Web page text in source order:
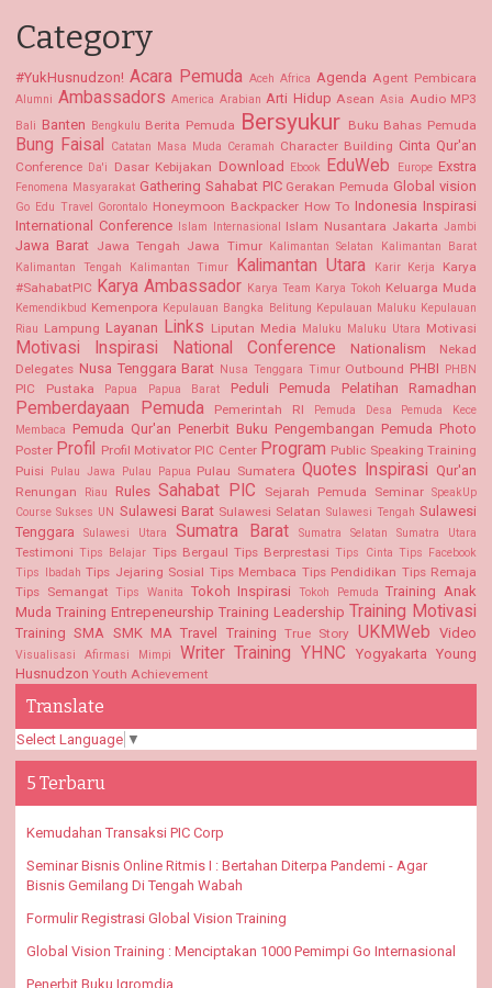
Category
#YukHusnudzon! Acara Pemuda Aceh Africa Agenda Agent Pembicara
Alumni Ambassadors America Arabian Arti Hidup Asean Asia Audio MP3
Bali Banten Bengkulu Berita Pemuda Bersyukur Buku Bahas Pemuda
Bung Faisal Catatan Masa Muda Ceramah Character Building Cinta Qur'an
Conference Da'i Dasar Kebijakan Download Ebook EduWeb Europe Exstra
Fenomena Masyarakat Gathering Sahabat PIC Gerakan Pemuda Global vision
Go Edu Travel Gorontalo Honeymoon Backpacker How To Indonesia Inspirasi
International Conference Islam Internasional Islam Nusantara Jakarta Jambi
Jawa Barat Jawa Tengah Jawa Timur Kalimantan Selatan Kalimantan Barat
Kalimantan Tengah
Kalimantan Timur Kalimantan Utara Karir Kerja
Karya
#SahabatPIC Karya Ambassador Karya Team Karya Tokoh Keluarga Muda
Kemendikbud Kemenpora Kepulauan Bangka Belitung Kepulauan Maluku Kepulauan
Riau Lampung Layanan Links Liputan Media Maluku Maluku Utara Motivasi
Motivasi Inspirasi National Conference Nationalism
Nekad
Delegates Nusa Tenggara Barat Nusa Tenggara Timur Outbound PHBI PHBN
PIC Pustaka Papua Papua Barat Peduli Pemuda Pelatihan Ramadhan
Pemberdayaan Pemuda Pemerintah RI Pemuda Desa
Pemuda Kece
Membaca
Pemuda Qur'an Penerbit Buku Pengembangan Pemuda Photo
Poster Profil Profil Motivator PIC Center Program Public Speaking Training
Puisi
Pulau Jawa Pulau Papua Pulau Sumatera Quotes Inspirasi Qur'an
Renungan Riau Rules Sahabat PIC Sejarah Pemuda Seminar SpeakUp
Course Sukses UN Sulawesi Barat Sulawesi Selatan Sulawesi Tengah Sulawesi
Tenggara
Sulawesi Utara Sumatra Barat Sumatra Selatan Sumatra Utara
Testimoni Tips Belajar Tips Bergaul Tips Berprestasi Tips Cinta Tips Facebook
Tips Ibadah Tips Jejaring Sosial Tips Membaca Tips Pendidikan Tips Remaja
Tips Semangat Tips Wanita Tokoh Inspirasi Tokoh Pemuda Training Anak
Muda Training Entrepeneurship Training Leadership Training Motivasi
Training SMA SMK MA Travel Training True Story UKMWeb Video
Visualisasi Afirmasi Mimpi Writer Training YHNC Yogyakarta
Young
Husnudzon Youth Achievement
Translate
Select Language ▼
5 Terbaru
Kemudahan Transaksi PIC Corp
Seminar Bisnis Online Ritmis I : Bertahan Diterpa Pandemi - Agar
Bisnis Gemilang Di Tengah Wabah
Formulir Registrasi Global Vision Training
Global Vision Training : Menciptakan 1000 Pemimpi Go Internasional
Penerbit Buku Iqromdia